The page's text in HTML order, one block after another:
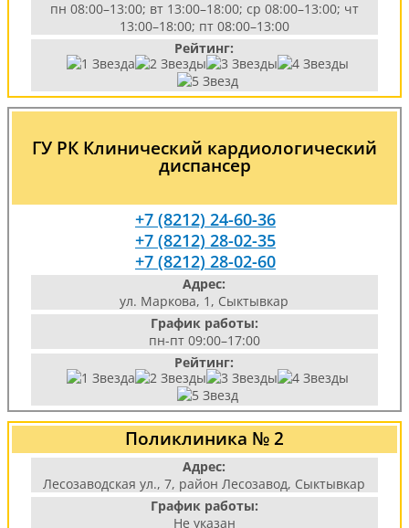
пн 08:00–13:00; вт 13:00–18:00; ср 08:00–13:00; чт
13:00–18:00; пт 08:00–13:00
Рейтинг:
ГУ РК Клинический кардиологический
диспансер
+7 (8212) 24-60-36
+7 (8212) 28-02-35
+7 (8212) 28-02-60
Адрес:
ул. Маркова, 1, Сыктывкар
График работы:
пн-пт 09:00–17:00
Рейтинг:
Поликлиника № 2
Адрес:
Лесозаводская ул., 7, район Лесозавод, Сыктывкар
График работы:
Не указан